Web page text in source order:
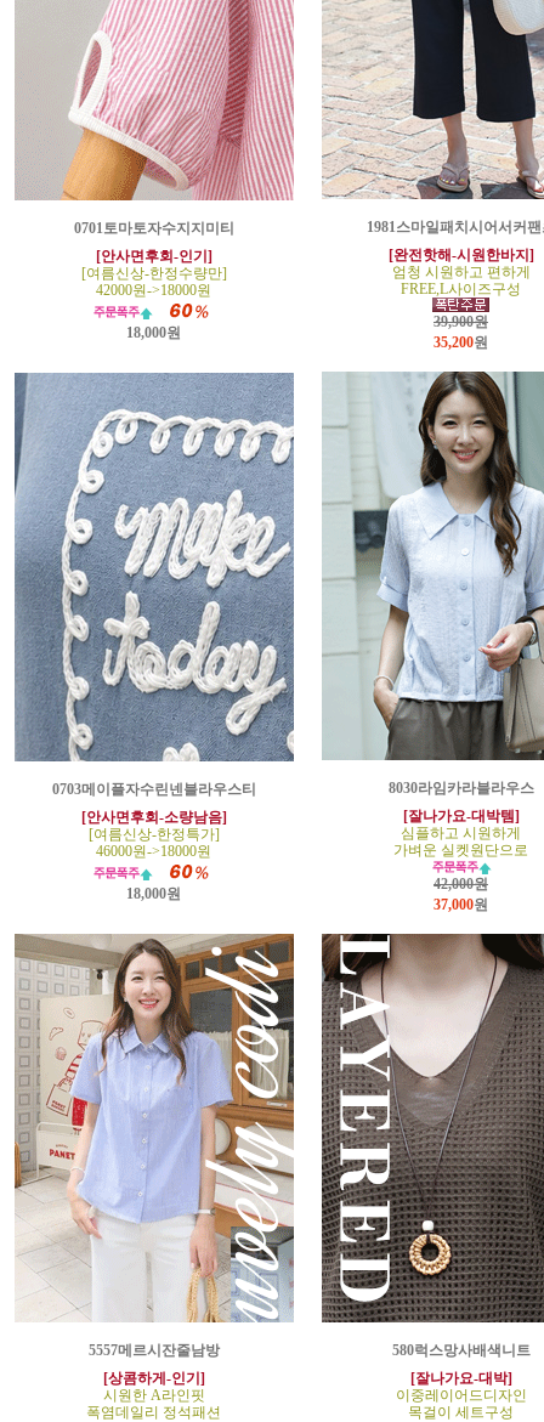
0701토마토자수지지미티
[안사면후회-인기]
[여름신상-한정수량만]
42000원->18000원
18,000원
1981스마일패치시어서커팬
[완전핫해-시원한바지]
엄청 시원하고 편하게
FREE,L사이즈구성
39,900원
35,200원
0703메이플자수린넨블라우스티
[안사면후회-소량남음]
[여름신상-한정특가]
46000원->18000원
18,000원
8030라임카라블라우스
[잘나가요-대박템]
심플하고 시원하게
가벼운 실켓원단으로
42,000원
37,000원
5557메르시잔줄남방
[상콤하게-인기]
시원한 A라인핏
폭염데일리 정석패션
580럭스망사배색니트
[잘나가요-대박]
이중레이어드디자인
목걸이 세트구성